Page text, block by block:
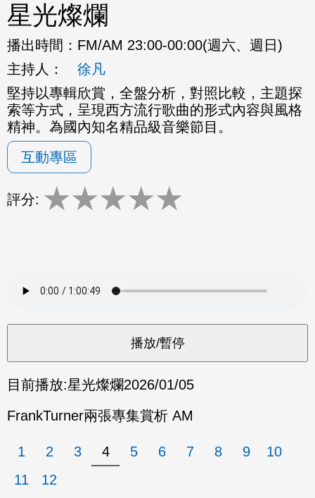
星光燦爛
播出時間： FM/AM 23:00-00:00(週六、週日)
主持人：
徐凡
堅持以專輯欣賞，全盤分析，對照比較，主題探
索等方式，呈現西方流行歌曲的形式內容與風格
精神。為國內知名精品級音樂節目。
互動專區
評分: ★★★★★
目前播放:星光燦爛2026/01/05
FrankTurner兩張專集賞析 AM
1 2 3 4 5 6 7 8 9
10
11
12